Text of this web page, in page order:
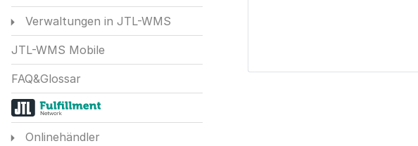
Verwaltungen in JTL-WMS
JTL-WMS Mobile
FAQ&Glossar
Onlinehändler